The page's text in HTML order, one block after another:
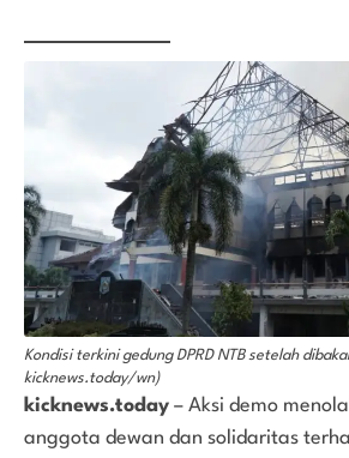
Kondisi terkini gedung DPRD NTB setelah
kicknews.today/wn)
kicknews.today – Aksi demo
anggota dewan dan solidaritas